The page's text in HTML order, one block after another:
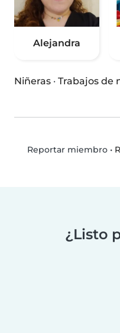
Alejandra
Niñeras · Trabajos de
Reportar miembro•
¿Listo